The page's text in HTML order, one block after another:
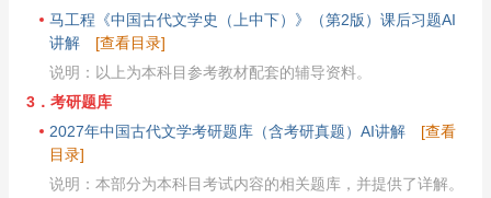
马工程《中国古代文学史（上中下）》（第2版）课后习题AI
讲解
[查看目录]
说明：以上为本科目参考教材配套的辅导资料。
3．考研题库
2027年中国古代文学考研题库（含考研真题）AI讲解
[查看
目录]
说明：本部分为本科目考试内容的相关题库，并提供了详解。